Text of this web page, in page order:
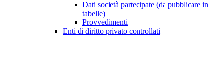
Dati società partecipate (da pubblicare in
tabelle)
Provvedimenti
Enti di diritto privato controllati